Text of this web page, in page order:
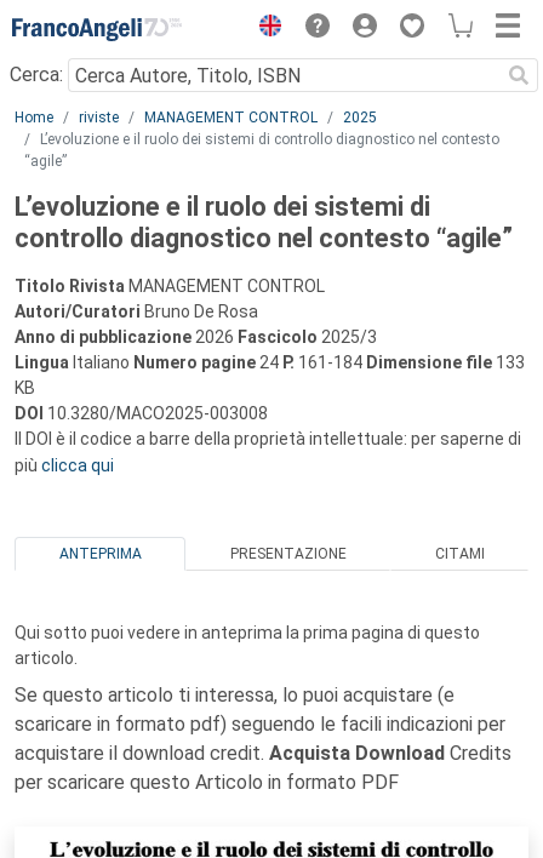
Menu
Cerca:
Main content
Home riviste MANAGEMENT CONTROL
2025
L’evoluzione e il ruolo dei sistemi di controllo diagnostico nel contesto
“agile”
L’evoluzione e il ruolo dei sistemi di
controllo diagnostico nel contesto “agile”
Titolo Rivista MANAGEMENT CONTROL
Autori/Curatori Bruno De Rosa
Anno di pubblicazione 2026 Fascicolo 2025/3
Lingua Italiano Numero pagine 24 P. 161-184 Dimensione file 133
KB
DOI 10.3280/MACO2025-003008
Il DOI è il codice a barre della proprietà intellettuale: per saperne di
più clicca qui
ANTEPRIMA PRESENTAZIONE CITAMI
Qui sotto puoi vedere in anteprima la prima pagina di questo
articolo.
Se questo articolo ti interessa, lo puoi acquistare (e
scaricare in formato pdf) seguendo le facili indicazioni per
acquistare il download credit. Acquista Download Credits
per scaricare questo Articolo in formato PDF